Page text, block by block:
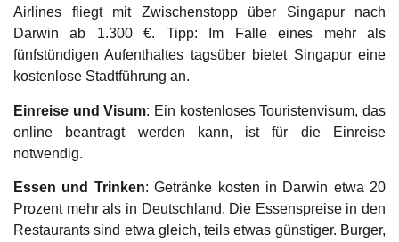
Airlines fliegt mit Zwischenstopp über Singapur nach
Darwin ab 1.300 €. Tipp: Im Falle eines mehr als
fünfstündigen Aufenthaltes tagsüber bietet Singapur eine
kostenlose Stadtführung an.
Einreise und Visum: Ein kostenloses Touristenvisum, das
online beantragt werden kann, ist für die Einreise
notwendig.
Essen und Trinken: Getränke kosten in Darwin etwa 20
Prozent mehr als in Deutschland. Die Essenspreise in den
Restaurants sind etwa gleich, teils etwas günstiger. Burger,